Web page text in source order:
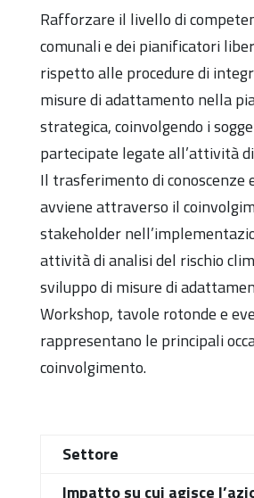
Rafforzare il livello di
comunali e dei pianificatori
rispetto alle procedure di
misure di adattamento nella
strategica, coinvolgendo i
partecipate legate all’attività
Il trasferimento di conoscenze
avviene attraverso il
stakeholder
attività di analisi del rischio
sviluppo di misure di
Workshop, tavole rotonde e
rappresentano le principali
coinvolgimento.
Settore
Impatto su cui agisce